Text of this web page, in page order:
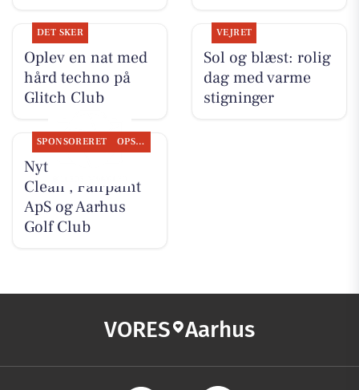
DET SKER
Oplev en nat med
hård techno på
Glitch Club
VEJRET
Sol og blæst: rolig
dag med varme
stigninger
SPONSORERET OPSLAGSTAVLEN
Nyt fra Classic
Clean , Fairpaint
ApS og Aarhus
Golf Club
VORES Aarhus